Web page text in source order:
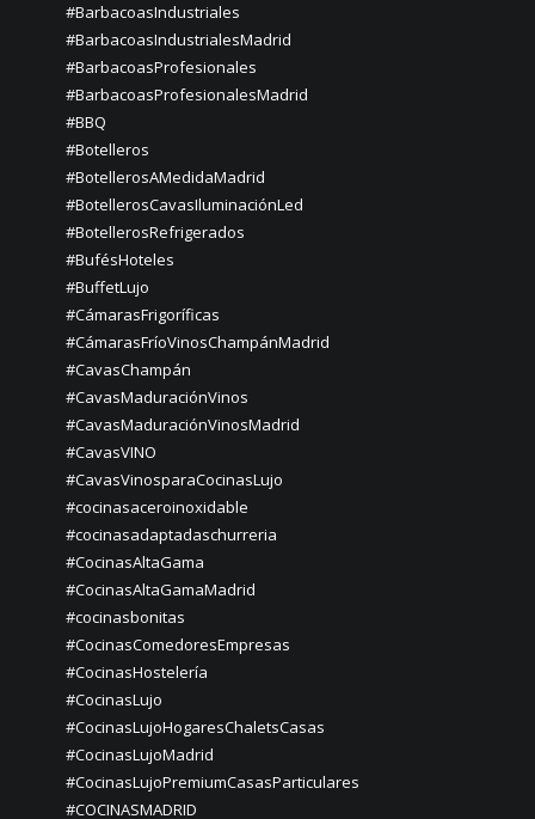
#BarbacoasIndustriales
#BarbacoasIndustrialesMadrid
#BarbacoasProfesionales
#BarbacoasProfesionalesMadrid
#BBQ
#Botelleros
#BotellerosAMedidaMadrid
#BotellerosCavasIluminaciónLed
#BotellerosRefrigerados
#BufésHoteles
#BuffetLujo
#CámarasFrigoríficas
#CámarasFríoVinosChampánMadrid
#CavasChampán
#CavasMaduraciónVinos
#CavasMaduraciónVinosMadrid
#CavasVINO
#CavasVinosparaCocinasLujo
#cocinasaceroinoxidable
#cocinasadaptadaschurreria
#CocinasAltaGama
#CocinasAltaGamaMadrid
#cocinasbonitas
#CocinasComedoresEmpresas
#CocinasHostelería
#CocinasLujo
#CocinasLujoHogaresChaletsCasas
#CocinasLujoMadrid
#CocinasLujoPremiumCasasParticulares
#COCINASMADRID